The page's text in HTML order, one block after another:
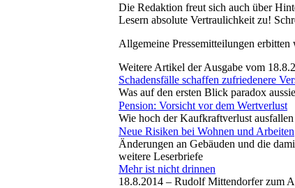
Die Redaktion freut sich auch über
Lesern absolute Vertraulichkeit zu!
Allgemeine Pressemitteilungen erbitten
Weitere Artikel der Ausgabe vom
Schadensfälle schaffen zufriedenere
Was auf den ersten Blick paradox
Pension: Vorsicht vor dem Wertverlust
Wie hoch der Kaufkraftverlust
Neue Risiken bei Wohnen und Arbeiten
Änderungen an Gebäuden und die
weitere Leserbriefe
Mehr ist nicht drinnen
18.8.2014 – Rudolf Mittendorfer zum